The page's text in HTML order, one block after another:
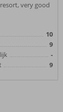
very good
10
9
-
9